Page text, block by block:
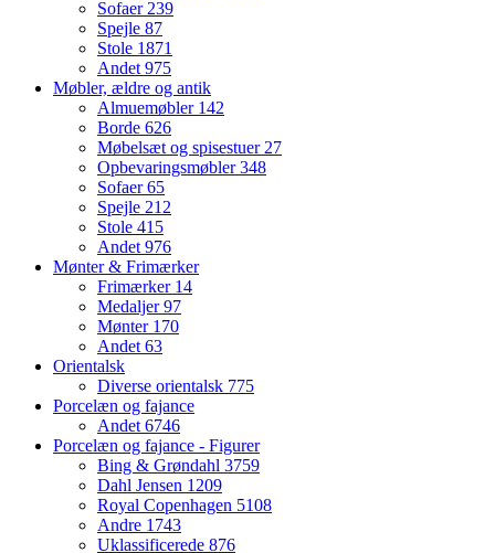
Sofaer239
Spejle 87
Stole 1871
Andet975
Møbler, ældre og antik
Almuemøbler 142
Borde 626
Møbelsæt og spisestuer27
Opbevaringsmøbler348
Sofaer65
Spejle 212
Stole 415
Andet976
Mønter & Frimærker
Frimærker 14
Medaljer97
Mønter 170
Andet63
Orientalsk
Diverse orientalsk 775
Porcelæn og fajance
Andet6746
Porcelæn og fajance - Figurer
Bing & Grøndahl 3759
Dahl Jensen 1209
Royal Copenhagen 5108
Andre 1743
Uklassificerede 876